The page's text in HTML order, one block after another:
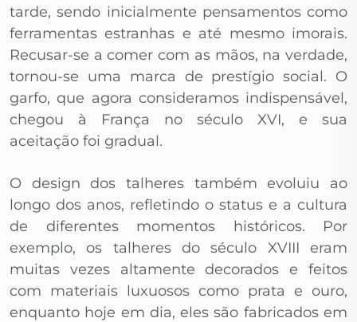
tarde, sendo inicialmente pensamentos como
ferramentas estranhas e até mesmo imorais.
Recusar-se a comer com as mãos, na verdade,
tornou-se uma marca de prestígio social. O
garfo, que agora consideramos indispensável,
chegou à França no século XVI, e sua
aceitação foi gradual.
O design dos talheres também evoluiu ao
longo dos anos, refletindo o status e a cultura
de diferentes momentos históricos. Por
exemplo, os talheres do século XVIII eram
muitas vezes altamente decorados e feitos
com materiais luxuosos como prata e ouro,
enquanto hoje em dia, eles são fabricados em